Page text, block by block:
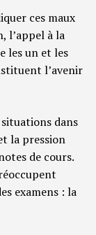
ces maux
l’appel à la
les un et les
l’avenir
dans
la pression
de cours.
examens : la